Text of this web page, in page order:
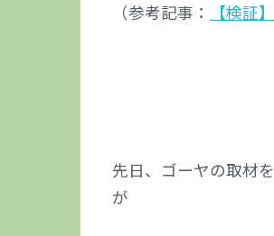
（参考記事： 【検証
先日、ゴーヤの取材
が